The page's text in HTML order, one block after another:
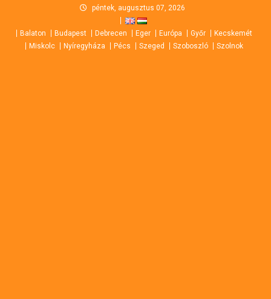
content
péntek, augusztus 07, 2026
Balaton Budapest Debrecen Eger Európa Győr
Kecskemét
Miskolc
Nyíregyháza Pécs Szeged Szoboszló Szolnok